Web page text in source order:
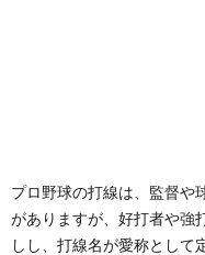
プロ野球の打線は、監督や
がありますが、好打者や強
しし、打線名が愛称として